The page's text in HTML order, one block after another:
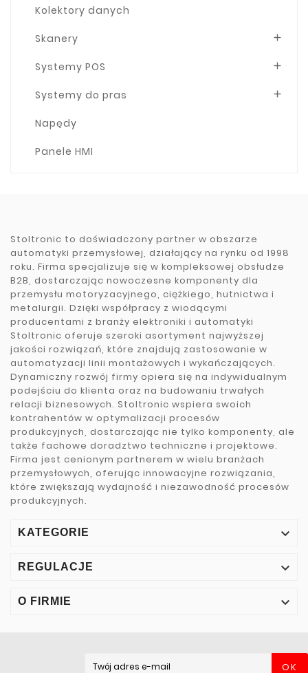
Kolektory danych
Skanery 
Systemy POS 
Systemy do pras 
Napędy
Panele HMI
Stoltronic to doświadczony partner w obszarze
automatyki przemysłowej, działający na rynku od 1998
roku. Firma specjalizuje się w kompleksowej obsłudze
B2B, dostarczając nowoczesne komponenty dla
przemysłu motoryzacyjnego, ciężkiego, hutnictwa i
metalurgii. Dzięki współpracy z wiodącymi
producentami z branży elektroniki i automatyki
Stoltronic oferuje szeroki asortyment najwyższej
jakości rozwiązań, które znajdują zastosowanie w
automatyzacji linii montażowych i wykańczających.
Dynamiczny rozwój firmy opiera się na indywidualnym
podejściu do klienta oraz na budowaniu trwałych
relacji biznesowych. Stoltronic wspiera swoich
kontrahentów w optymalizacji procesów
produkcyjnych, dostarczając nie tylko komponenty, ale
także fachowe doradztwo techniczne i projektowe.
Firma jest cenionym partnerem w wielu branżach
przemysłowych, oferując innowacyjne rozwiązania,
które zwiększają wydajność i niezawodność procesów
produkcyjnych.
KATEGORIE 
REGULACJE 
O FIRMIE 
OK